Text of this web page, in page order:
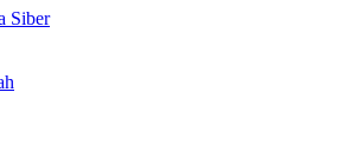
Siber